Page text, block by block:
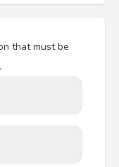
that must be